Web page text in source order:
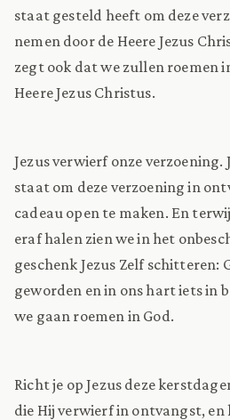
staat gesteld heeft om deze
nemen door de Heere Jezus
zegt ook dat we zullen roemen
Heere Jezus Christus.
Jezus verwierf onze verzoening.
staat om deze verzoening in
cadeau open te maken. En
eraf halen zien we in het
geschenk Jezus Zelf schitteren:
geworden en in ons hart iets in
we gaan roemen in God.
Richt je op Jezus deze
die Hij verwierf in ontvangst, en